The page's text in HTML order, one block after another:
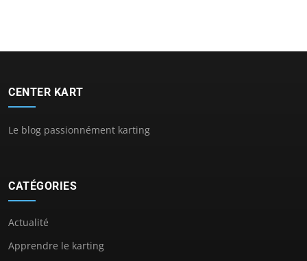
CENTER KART
Le blog passionnément karting
CATÉGORIES
Actualité
Apprendre le karting